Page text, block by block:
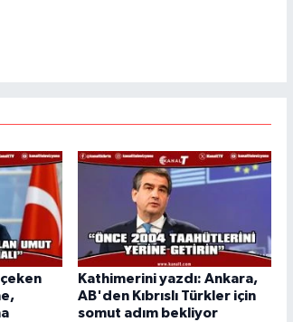
Kathimerini yazdı: Ankara,
AB'den Kıbrıslı Türkler için
somut adım bekliyor